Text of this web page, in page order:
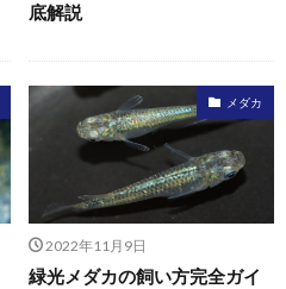
底解説
メダカ
2022年11月9日
緑光メダカの飼い方完全ガイ